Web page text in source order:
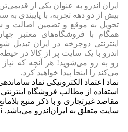
ایران‌ اندرو به عنوان یکی از
بیش از دو دهه تجربه، با پایبندی
تحویل به موقع و تضمین اصالت و
همگام با فروشگاه‌های معتبر
اینترنتی دوچرخه در ایران
اندرو با یک سایت پر از کالا در
رو به رو می‌شوید! هر آنچه که
می‌کند را اینجا پیدا خواهید کرد.
نماد اعتماد الکترونیکی نماد
استفاده از مطالب فروشگاه
مقاصد غیرتجاری و با ذکر منبع
سایت متعلق به ایران‌اندرو می‌باشد. Copyright © 2006 - 2026